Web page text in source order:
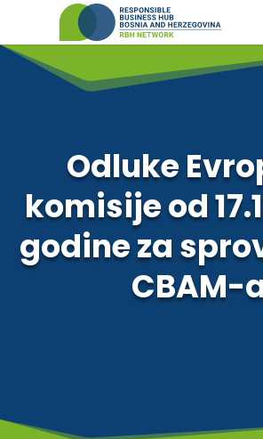
Odluke
komisije od
godine za
CBAM-